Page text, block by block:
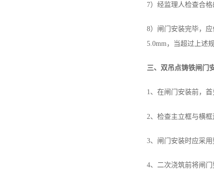
7）经监理人检查合
8）闸门安装完毕，
5.0mm，当超过上述
三、双吊点铸铁闸门
1、在闸门安装前，
2、检查主立框与横
3、闸门安装时应采
4、二次浇筑前将闸